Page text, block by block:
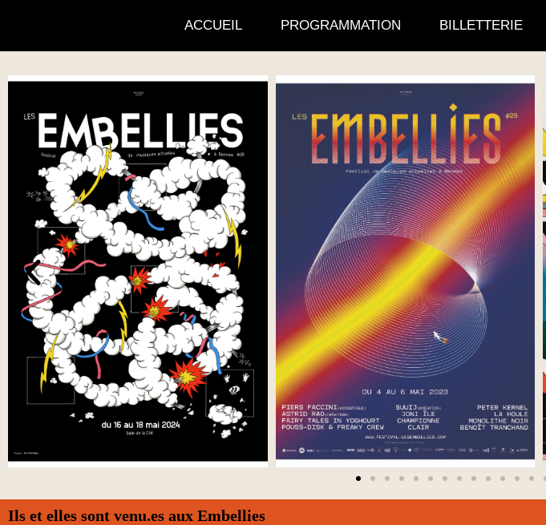
ACCUEIL PROGRAMMATION BILLETTERIE
Ils et elles sont venu.es aux Embellies